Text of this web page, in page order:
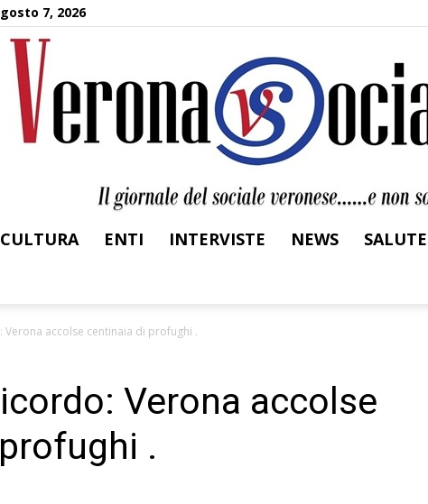
7, 2026
Sociale
CULTURA ENTI INTERVISTE NEWS SALUTE
Verona accolse centinaia di profughi .
Verona accolse
.